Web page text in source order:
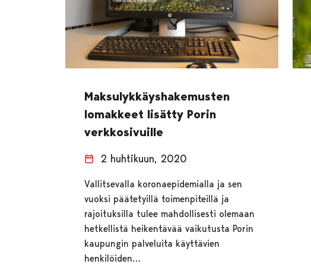
Maksulykkäyshakemusten
lomakkeet lisätty Porin
verkkosivuille
2 huhtikuun, 2020
Vallitsevalla koronaepidemialla ja sen
vuoksi päätetyillä toimenpiteillä ja
rajoituksilla tulee mahdollisesti olemaan
hetkellistä heikentävää vaikutusta Porin
kaupungin palveluita käyttävien
henkilöiden…